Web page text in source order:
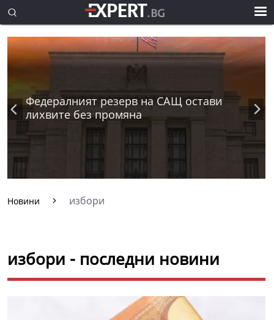
Федералният резерв на САЩ остави
лихвите без промяна
Новини избори
избори - последни новини